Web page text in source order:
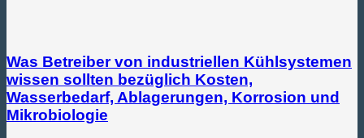
Was Betreiber von industriellen Kühlsystemen
wissen sollten bezüglich Kosten,
Wasserbedarf, Ablagerungen, Korrosion und
Mikrobiologie